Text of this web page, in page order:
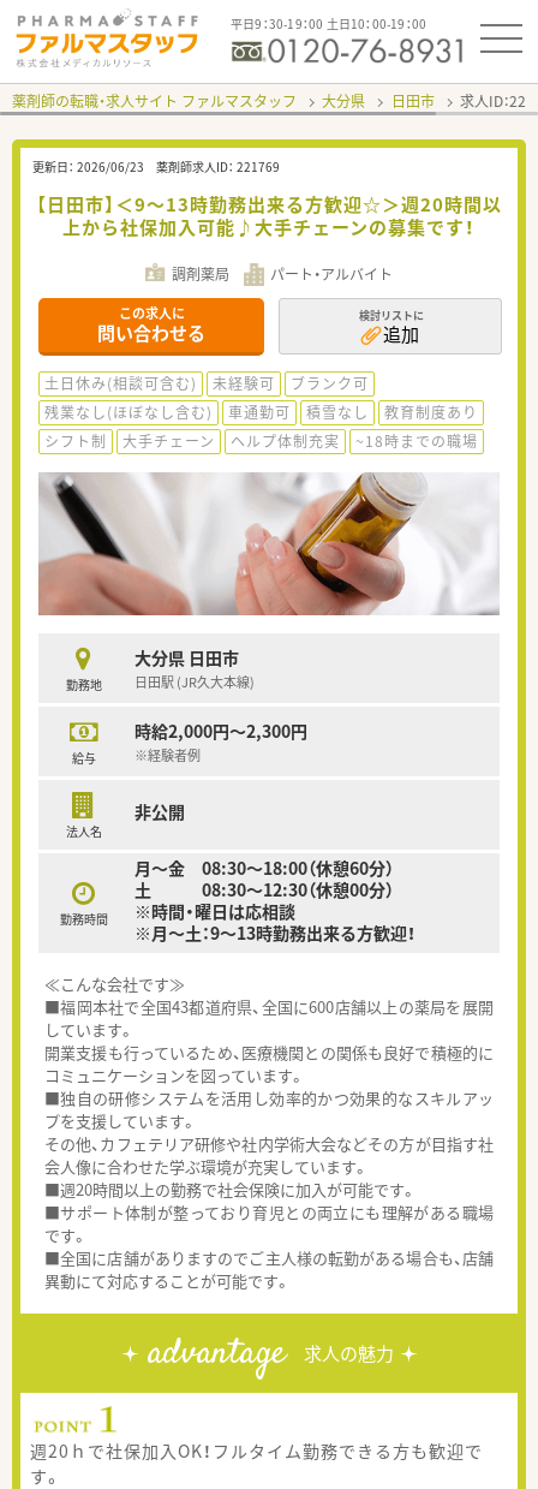
平日9：30-19：00 土日10：00-19：00
薬剤師の転職・求人サイト ファルマスタッフ 大分県 日田市 求人ID：
更新日： 2026/06/23 薬剤師求人ID： 221769
【日田市】＜9～13時勤務出来る方歓迎☆＞週20時間以
上から社保加入可能♪大手チェーンの募集です！
調剤薬局 パート・アルバイト
この求人に
問い合わせる
検討リストに
追加
土日休み(相談可含む) 未経験可
ブランク可
残業なし(ほぼなし含む)
車通勤可 積雪なし
教育制度あり
シフト制
大手チェーン ヘルプ体制充実 ~18時までの職場
勤務地
大分県 日田市
日田駅 (JR久大本線)
給与
時給2,000円～2,300円
※経験者例
法人名
非公開
勤務時間
月～金 08:30～18:00（休憩60分）
土 08:30～12:30（休憩00分）
※時間・曜日は応相談
※月～土：9～13時勤務出来る方歓迎！
≪こんな会社です≫
■福岡本社で全国43都道府県、全国に600店舗以上の薬局を展開
しています。
開業支援も行っているため、医療機関との関係も良好で積極的に
コミュニケーションを図っています。
■独自の研修システムを活用し効率的かつ効果的なスキルアッ
プを支援しています。
その他、カフェテリア研修や社内学術大会などその方が目指す社
会人像に合わせた学ぶ環境が充実しています。
■週20時間以上の勤務で社会保険に加入が可能です。
■サポート体制が整っており育児との両立にも理解がある職場
です。
■全国に店舗がありますのでご主人様の転勤がある場合も、店舗
異動にて対応することが可能です。
advantage 求人の魅力
週20ｈで社保加入OK！フルタイム勤務できる方も歓迎で
す。